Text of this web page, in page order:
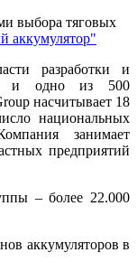
выбора тяговых
аккумулятор"
разработки и
и одно из 500
насчитывает 18
национальных
занимает
предприятий
– более 22.000
аккумуляторов в